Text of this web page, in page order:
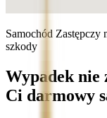
Samochód Zastępczy
szkody
Wypadek nie
Ci darmowy